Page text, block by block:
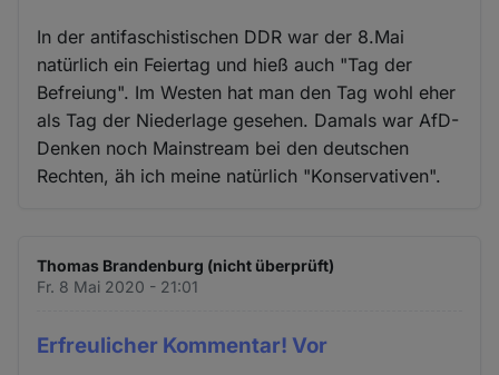
In der antifaschistischen DDR war der 8.Mai
natürlich ein Feiertag und hieß auch "Tag der
Befreiung". Im Westen hat man den Tag wohl eher
als Tag der Niederlage gesehen. Damals war AfD-
Denken noch Mainstream bei den deutschen
Rechten, äh ich meine natürlich "Konservativen".
Thomas Brandenburg (nicht überprüft)
Fr. 8 Mai 2020 - 21:01
Erfreulicher Kommentar! Vor